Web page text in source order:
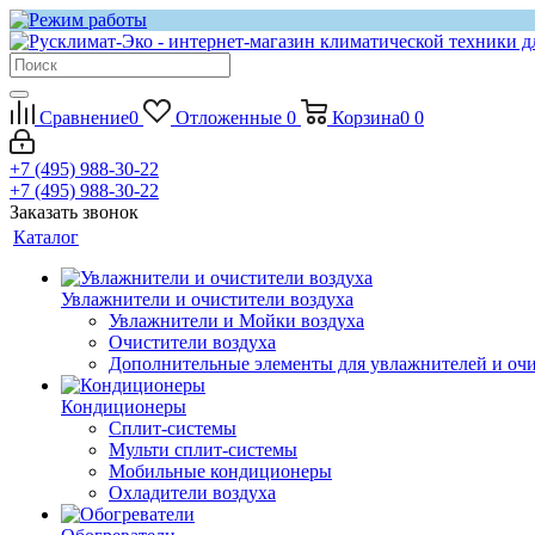
Сравнение0 Отложенные 0 Корзина0 0
+7 (495) 988-30-22
+7 (495) 988-30-22
Заказать звонок
Каталог
Увлажнители и очистители воздуха
Увлажнители и Мойки воздуха
Очистители воздуха
Дополнительные элементы для увлажнителей и
Кондиционеры
Сплит-системы
Мульти сплит-системы
Мобильные кондиционеры
Охладители воздуха